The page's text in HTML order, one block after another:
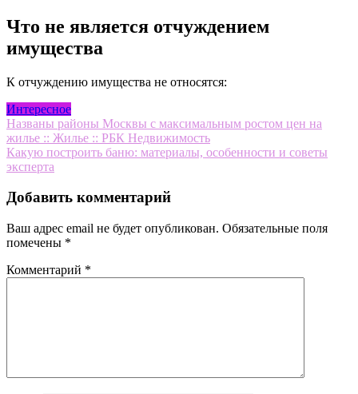
Что не является отчуждением
имущества
К отчуждению имущества не относятся:
Интересное
Навигация
по
записям
Названы районы Москвы с максимальным ростом цен на
жилье :: Жилье :: РБК Недвижимость
Какую построить баню: материалы, особенности и советы
эксперта
Добавить комментарий
Ваш адрес email не будет опубликован. Обязательные поля
помечены *
Комментарий *